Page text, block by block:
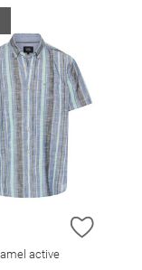
HINZUFÜGEN
ZUR
active